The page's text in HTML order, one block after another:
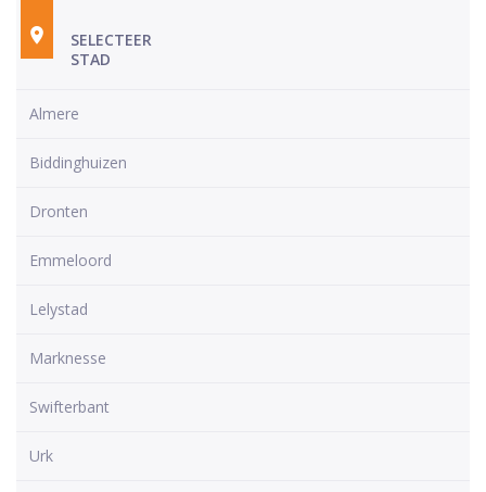
SELECTEER
STAD
Almere
Biddinghuizen
Dronten
Emmeloord
Lelystad
Marknesse
Swifterbant
Urk